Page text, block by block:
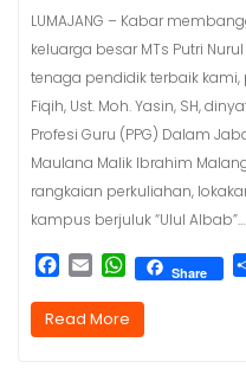
LUMAJANG – Kabar
keluarga besar MTs Putri
tenaga pendidik terbaik
Fiqih, Ust. Moh. Yasin, SH,
Profesi Guru (PPG) Dalam
Maulana Malik Ibrahim
rangkaian perkuliahan,
kampus berjuluk “Ulul Albab”…
c
e
a
i
W
h
a
t
Share
Read More